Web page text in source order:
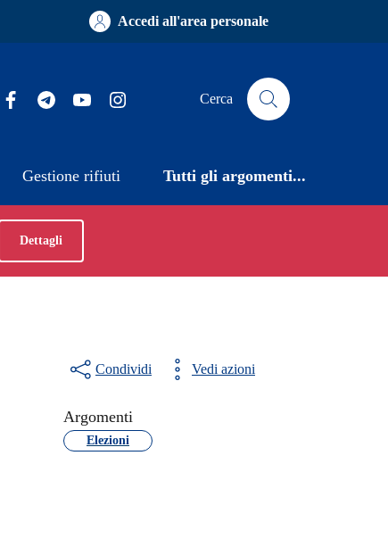
Accedi all'area personale
FacebookTelegramYouTube Cerca
Gestione rifiuti Tutti gli argomenti...
Dettagli
Condividi Vedi azioni
Argomenti
Elezioni